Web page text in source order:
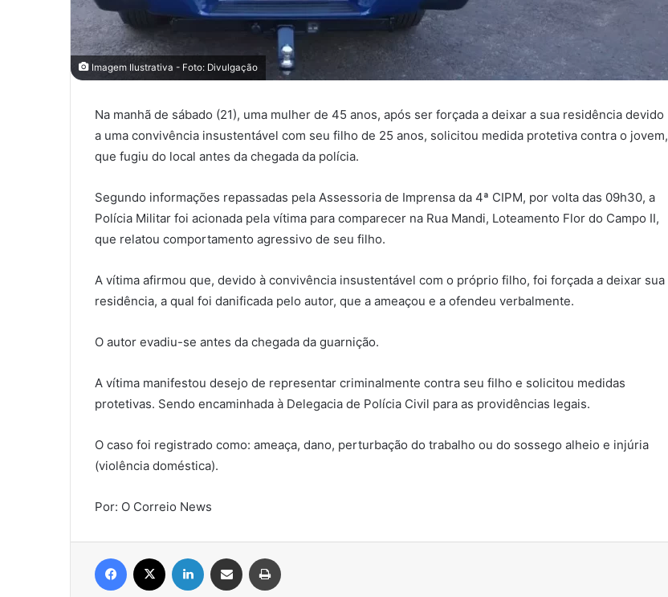
Imagem Ilustrativa - Foto: Divulgação
Na manhã de sábado (21), uma mulher de 45 anos, após ser forçada a deixar a sua residência devido
a uma convivência insustentável com seu filho de 25 anos, solicitou medida protetiva contra o jovem,
que fugiu do local antes da chegada da polícia.
Segundo informações repassadas pela Assessoria de Imprensa da 4ª CIPM, por volta das 09h30, a
Polícia Militar foi acionada pela vítima para comparecer na Rua Mandi, Loteamento Flor do Campo II,
que relatou comportamento agressivo de seu filho.
A vítima afirmou que, devido à convivência insustentável com o próprio filho, foi forçada a deixar sua
residência, a qual foi danificada pelo autor, que a ameaçou e a ofendeu verbalmente.
O autor evadiu-se antes da chegada da guarnição.
A vítima manifestou desejo de representar criminalmente contra seu filho e solicitou medidas
protetivas. Sendo encaminhada à Delegacia de Polícia Civil para as providências legais.
O caso foi registrado como: ameaça, dano, perturbação do trabalho ou do sossego alheio e injúria
(violência doméstica).
Por: O Correio News
Facebook Linkedin Compartilhar via e-mail